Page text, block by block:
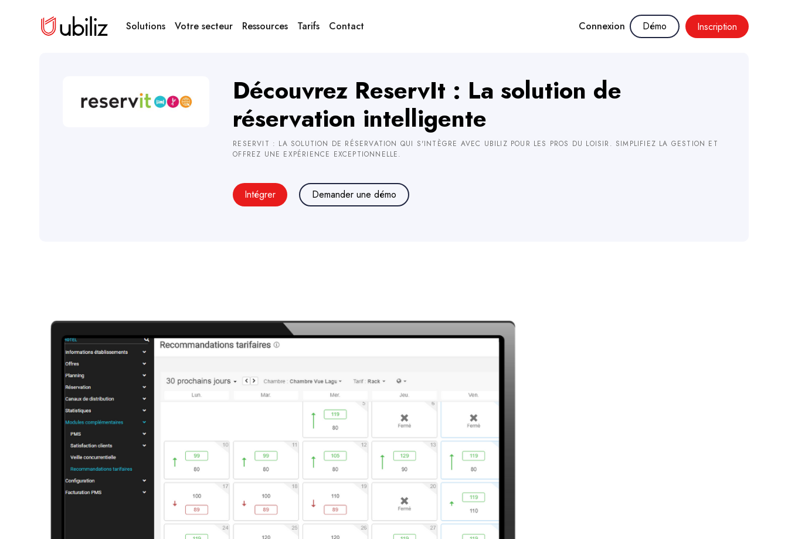
Solutions Votre secteur Ressources Tarifs Contact Connexion Démo Inscription
Découvrez ReservIt : La solution de
réservation intelligente
RESERVIT : LA SOLUTION DE RÉSERVATION QUI S'INTÈGRE AVEC UBILIZ POUR LES PROS DU LOISIR. SIMPLIFIEZ LA GESTION ET
OFFREZ UNE EXPÉRIENCE EXCEPTIONNELLE.
Intégrer Demander une démo